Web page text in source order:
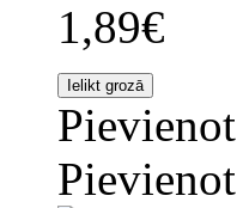
1,89€